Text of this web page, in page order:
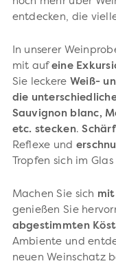
entdecken, die
In unserer
mit auf eine
Sie leckere Weiß-
die
Sauvignon blanc,
etc. stecken.
Reflexe und
Tropfen sich im
Machen Sie sich mit
genießen Sie
abgestimmten
Ambiente und
neuen Weinschatz